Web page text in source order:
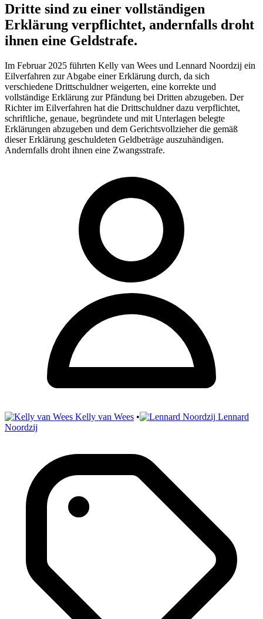
Dritte sind zu einer vollständigen
Erklärung verpflichtet, andernfalls droht
ihnen eine Geldstrafe.
Im Februar 2025 führten Kelly van Wees und Lennard Noordzij ein
Eilverfahren zur Abgabe einer Erklärung durch, da sich
verschiedene Drittschuldner weigerten, eine korrekte und
vollständige Erklärung zur Pfändung bei Dritten abzugeben. Der
Richter im Eilverfahren hat die Drittschuldner dazu verpflichtet,
schriftliche, genaue, begründete und mit Unterlagen belegte
Erklärungen abzugeben und dem Gerichtsvollzieher die gemäß
dieser Erklärung geschuldeten Geldbeträge auszuhändigen.
Andernfalls droht ihnen eine Zwangsstrafe.
Kelly van Wees •
Lennard
Noordzij